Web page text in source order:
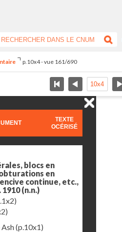
p.10x4 - vue 161/690
TEXTE
OCÉRISÉ
blocs en
en
continue, etc.,
(n.n.)
(p.10x1)